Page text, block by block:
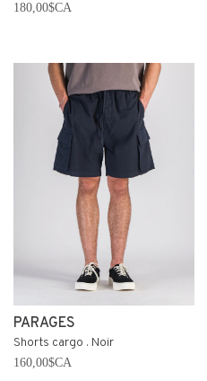
180,00$CA
PARAGES
Shorts cargo . Noir
160,00$CA